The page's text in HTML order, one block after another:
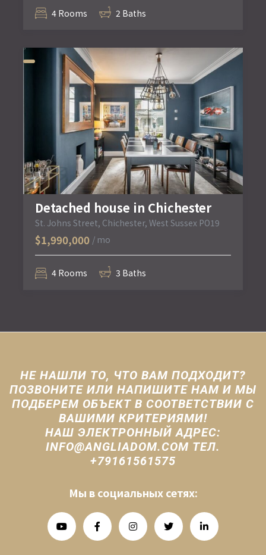
4 Rooms 2 Baths
Detached house in Chichester
St. Johns Street, Chichester, West Sussex PO19
$1,990,000 / mo
4 Rooms 3 Baths
НЕ НАШЛИ ТО, ЧТО ВАМ ПОДХОДИТ?
ПОЗВОНИТЕ ИЛИ НАПИШИТЕ НАМ И МЫ
ПОДБЕРЕМ ОБЪЕКТ В СООТВЕТСТВИИ С
ВАШИМИ КРИТЕРИЯМИ!
НАШ ЭЛЕКТРОННЫЙ АДРЕС:
INFO@ANGLIADOM.COM ТЕЛ.
+79161561575
Мы в социальных сетях: